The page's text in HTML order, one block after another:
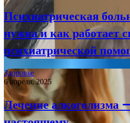
Психиатрическая
нужна и как работает
психиатрической
Здоровье
6 апреля, 2025
Лечение алкоголизма